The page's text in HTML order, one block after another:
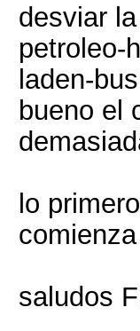
desviar
petroleo-
laden-
bueno el
lo
saludos